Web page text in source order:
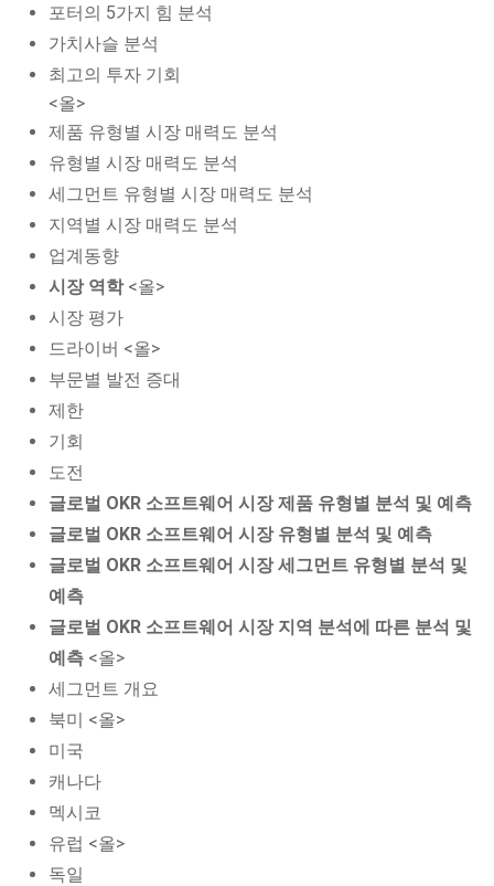
포터의 5가지 힘 분석
가치사슬 분석
최고의 투자 기회
<올>
제품 유형별 시장 매력도 분석
유형별 시장 매력도 분석
세그먼트 유형별 시장 매력도 분석
지역별 시장 매력도 분석
업계동향
시장 역학<올>
시장 평가
드라이버 <올>
부문별 발전 증대
제한
기회
도전
글로벌 OKR 소프트웨어 시장 제품 유형별 분석 및 예측
글로벌 OKR 소프트웨어 시장 유형별 분석 및 예측
글로벌 OKR 소프트웨어 시장 세그먼트 유형별 분석 및
예측
글로벌 OKR 소프트웨어 시장 지역 분석에 따른 분석 및
예측 <올>
세그먼트 개요
북미 <올>
미국
캐나다
멕시코
유럽 <올>
독일